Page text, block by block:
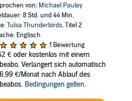
von: Michael Pauley
8 Std. und 44 Min.
Tulsa Thunderbirds, Titel 2
Englisch
1 Bewertung
€ oder kostenlos mit einem
Verlängert sich automatisch
€/Monat nach Ablauf des
Bedingungen gelten.